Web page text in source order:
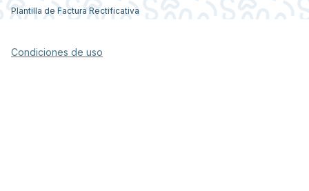
Plantilla de Factura Rectificativa
Condiciones de uso